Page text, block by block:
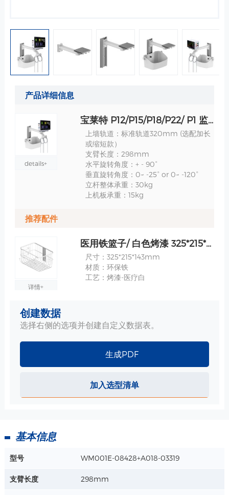
产品详细信息
details+
宝莱特 P12/P15/P18/P22/ P1 监护仪上墙支架- WM001E-08428 规格
上墙轨道：标准轨道320mm (选配加长
或缩短款）
支臂长度：298mm
水平旋转角度：+ - 90°
垂直旋转角度：0~ -25° or 0~ -120°
立杆整体承重：30kg
上机板承重：15kg
推荐配件
详情+
医用铁篮子/ 白色烤漆 325*215*143mm 规格
尺寸：325*215*143mm
材质：环保铁
工艺：烤漆-医疗白
详情+
材质：ABS
创建数据
选择右侧的选项并创建自定义数据表。
生成PDF
加入选型清单
基本信息
型号 WM001E-08428+A018-03319
支臂长度 298mm